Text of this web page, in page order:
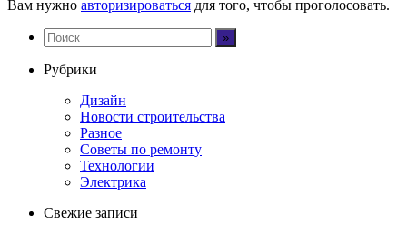
Вам нужно авторизироваться для того, чтобы проголосовать.
Рубрики
Дизайн
Новости строительства
Разное
Советы по ремонту
Технологии
Электрика
Свежие записи